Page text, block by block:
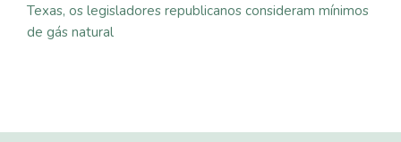
Texas, os legisladores republicanos consideram mínimos
de gás natural